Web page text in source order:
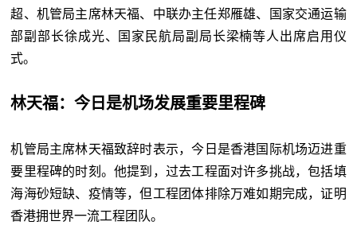
超、机管局主席林天福、中联办主任郑雁雄、⁠国家交通运输
部副部长徐成光、国家民航局副局长梁楠等人出席启用仪
式。
林天福：今日是机场发展重要里程碑
机管局主席林天福致辞时表示，今日是香港国际机场迈进重
要里程碑的时刻。他提到，过去工程面对许多挑战，包括填
海海砂短缺、疫情等，但工程团体排除万难如期完成，证明
香港拥世界一流工程团队。